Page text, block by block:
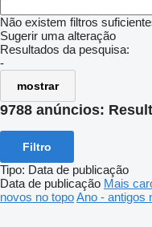
Não existem filtros
Sugerir uma alteração
Resultados da pesquisa:
-
mostrar
9788 anúncios:
Filtro
Tipo: Data de publicação
Data de publicação Mais
novos no topoAno - antigos